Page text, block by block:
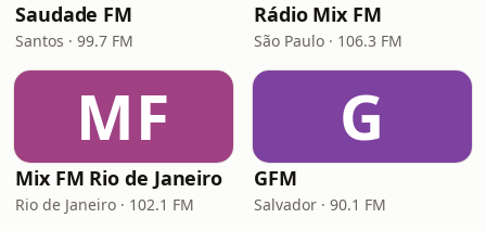
Saudade FM
Santos · 99.7 FM
Rádio Mix FM
São Paulo · 106.3 FM
MF
Mix FM Rio de Janeiro
Rio de Janeiro · 102.1 FM
G
GFM
Salvador · 90.1 FM